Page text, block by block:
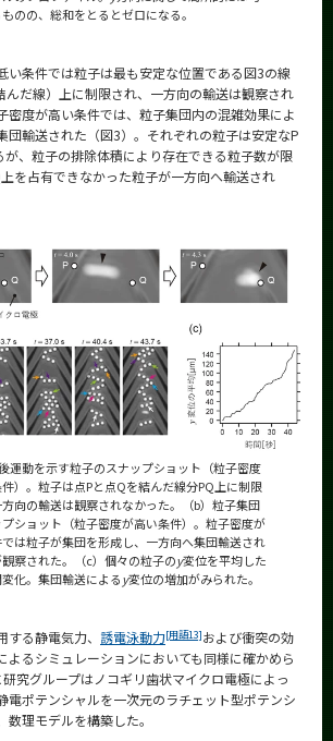
のの、総和をとるとゼロになる。
い条件では粒子は最も安定な位置である図3の線
んだ線）上に制限され、一方向の輸送は観察され
密度が高い条件では、粒子集団内の混雑効果によ
団輸送された（図3）。それぞれの粒子は安定なP
、粒子の排除体積により存在できる粒子数が限
を占有できなかった粒子が一方向へ輸送され
後運動を示す粒子のスナップショット（粒子密度
）。粒子は点Pと点Qを結んだ線分PQ上に制限
向の輸送は観察されなかった。（b）粒子集団
ショット（粒子密度が高い条件）。粒子密度が
は粒子が集団を形成し、一方向へ集団輸送され
察された。（c）個々の粒子のy変位を平均した
化。集団輸送によるy変位の増加がみられた。
る静電気力、 誘電泳動力[用語13]および衝突の効
よるシミュレーションにおいても同様に確かめら
究グループはノコギリ歯状マイクロ電極によっ
電ポテンシャルを一次元のラチェット型ポテンシ
理モデルを構築した。